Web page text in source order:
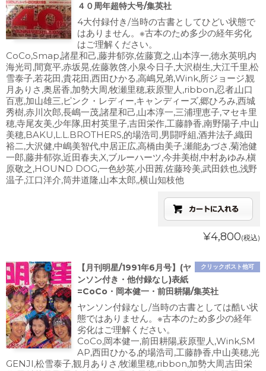
４０周年超特大号/集英社
4大付録付き/当時の古書としてひどい状態で
はありません。※古本のため多少の経年劣化
はご理解ください。
CoCo,Smap,諸星和己,藤井郁弥,佐藤寛之,山本淳一,徳永英明,内
海光司,間寛平,赤坂晃,佐藤敦啓,小泉今日子,大沢樹生,大江千里,松
雪泰子,若花田,貴花田,西田ひかる,高嶋兄弟,Wink,所ジョージ,観
月ありさ,奥居香,加勢大周,牧瀬里穂,萩原聖人,ribbon,忍者,山口
百恵,加山雄三,ピンク・レディー,キャンディーズ,郷ひろみ,西城
秀樹,赤川次郎,長嶋一茂,諸星和己,山本淳一,三浦理恵子,マセキ里
穂,寺尾友美,少年隊,田村英里子,吉田栄作,工藤静香,南野陽子,中山
美穂,BAKU,L.L.BROTHERS,的場浩司,男闘呼組,酒井法子,織田
裕二,大沢健,中嶋美智代,中居正広,高橋由美子,瀬能あづさ,菊池健
一郎,藤井郁弥,近田春夫,X,ブルーハーツ,今井美樹,中村あゆみ,槇
原敬之,HOUND DOG,一色紗英,小田茜,佐藤玲美,武田鉄也,浅野
温子,江口洋介,筒井道隆,山本太郎,,横山知枝他
¥4,800(税込)
クリックポスト他可
【月刊明星/1991年6月号】(ヤ
ンソン付き・他付録なし)表紙
=CoCo・岡本健一・前田耕陽/集英社
ヤンソン付録なし/当時の古書としては酷い状
態ではありません。※古本のため多少の経年
劣化はご理解ください。
CoCo,岡本健一,前田耕陽,萩原聖人,Wink,SM
AP,西田ひかる,的場浩司,工藤静香,中山美穂,光
GENJI,松雪泰子,観月ありさ,牧瀬里穂,ribbon,加勢大周,吉田栄